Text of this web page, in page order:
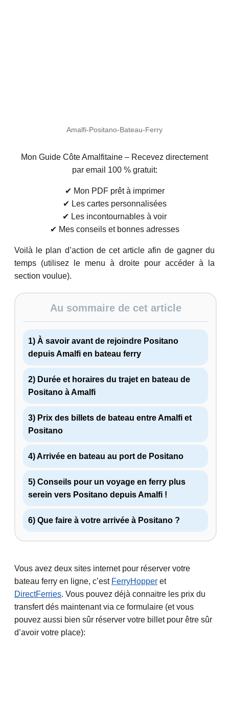
Amalfi-Positano-Bateau-Ferry
Mon Guide Côte Amalfitaine – Recevez directement
par email 100 % gratuit:
✔ Mon PDF prêt à imprimer
✔ Les cartes personnalisées
✔ Les incontournables à voir
✔ Mes conseils et bonnes adresses
Voilà le plan d’action de cet article afin de gagner du
temps (utilisez le menu à droite pour accéder à la
section voulue).
Au sommaire de cet article
1) À savoir avant de rejoindre Positano
depuis Amalfi en bateau ferry
2) Durée et horaires du trajet en bateau de
Positano à Amalfi
3) Prix des billets de bateau entre Amalfi et
Positano
4) Arrivée en bateau au port de Positano
5) Conseils pour un voyage en ferry plus
serein vers Positano depuis Amalfi !
6) Que faire à votre arrivée à Positano ?
Vous avez deux sites internet pour réserver votre
bateau ferry en ligne, c’est FerryHopper et
DirectFerries. Vous pouvez déjà connaitre les prix du
transfert dés maintenant via ce formulaire (et vous
pouvez aussi bien sûr réserver votre billet pour être sûr
d’avoir votre place):